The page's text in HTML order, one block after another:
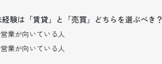
験は「賃貸」と「売買」どちらを選ぶべき？
業が向いている人
業が向いている人